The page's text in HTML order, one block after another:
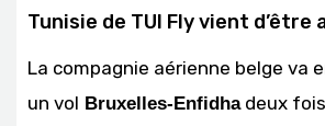
Tunisie de TUI Fly vient d’être
La compagnie aérienne belge va
un vol Bruxelles-Enfidhadeux